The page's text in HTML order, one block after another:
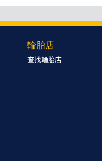
輪胎店
查找輪胎店